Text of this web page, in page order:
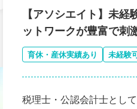
【アソシエイト】未
ットワークが豊富で刺
育休・産休実績あり 未経験
税理士・公認会計士とし